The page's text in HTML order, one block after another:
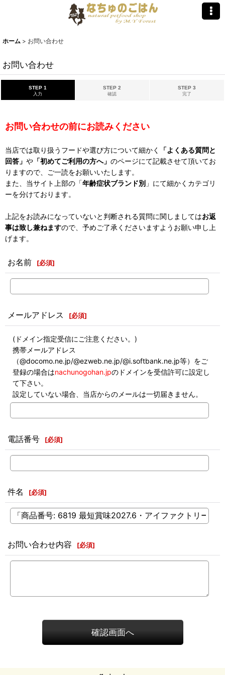
ホーム > お問い合わせ
お問い合わせ
STEP 1
入力
STEP 2
確認
STEP 3
完了
お問い合わせの前にお読みください
当店では取り扱うフードや選び方について細かく
「よくある質問と
回答」 や 「初めてご利用の方へ」 のページにて記載させて頂いてお
りますので、ご一読をお願いいたします。
また、当サイト上部の「年齢症状ブランド別 」にて細かくカテゴリ
ーを分けております。
上記をお読みになっていないと判断される質問に関しましてはお返
事は致し兼ねますので、予めご了承くださいますようお願い申し上
げます。
お名前 [必須]
メールアドレス [必須]
(ドメイン指定受信にご注意ください。)
携帯メールアドレス
（@docomo.ne.jp/@ezweb.ne.jp/@i.softbank.ne.jp等）をご
登録の場合はnachunogohan.jpのドメインを受信許可に設定し
て下さい。
設定していない場合、当店からのメールは一切届きません。
電話番号 [必須]
件名 [必須]
お問い合わせ内容 [必須]
確認画面へ